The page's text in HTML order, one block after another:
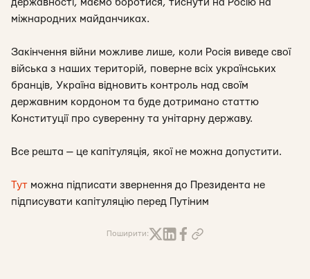
державності, маємо боротися, тиснути на Росію на
міжнародних майданчиках.
Закінчення війни можливе лише, коли Росія виведе свої
війська з наших територій, поверне всіх українських
бранців, Україна відновить контроль над своїм
державним кордоном та буде дотримано статтю
Конституції про суверенну та унітарну державу.
Все решта — це капітуляція, якої не можна допустити.
Тут можна підписати звернення до Президента не
підписувати капітуляцію перед Путіним
Поширити: